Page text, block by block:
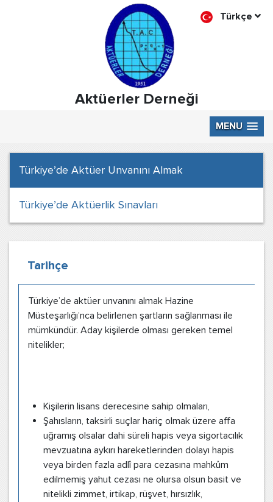
Aktüerler Derneği
MENU
Türkçe
Türkiye’de Aktüer Unvanını Almak
Türkiye’de Aktüerlik Sınavları
Tarihçe
Türkiye’de aktüer unvanını almak Hazine
Müsteşarlığı’nca belirlenen şartların sağlanması ile
mümkündür. Aday kişilerde olması gereken temel
nitelikler;
Kişilerin lisans derecesine sahip olmaları,
Şahısların, taksirli suçlar hariç olmak üzere affa
uğramış olsalar dahi süreli hapis veya sigortacılık
mevzuatına aykırı hareketlerinden dolayı hapis
veya birden fazla adlî para cezasına mahkûm
edilmemiş yahut cezası ne olursa olsun basit ve
nitelikli zimmet, irtikap, rüşvet, hırsızlık,